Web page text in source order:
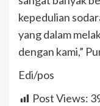
kepedulian
yang dalam
dengan kami,”
Edi/pos
Post Views: